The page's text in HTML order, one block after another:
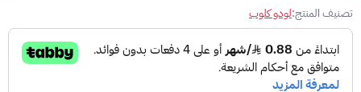
طريقة شحن بطاقة لودو كلوب
قم بزيارة موقع الإسترداد [
تصنيف المنتج:لودو كلوب